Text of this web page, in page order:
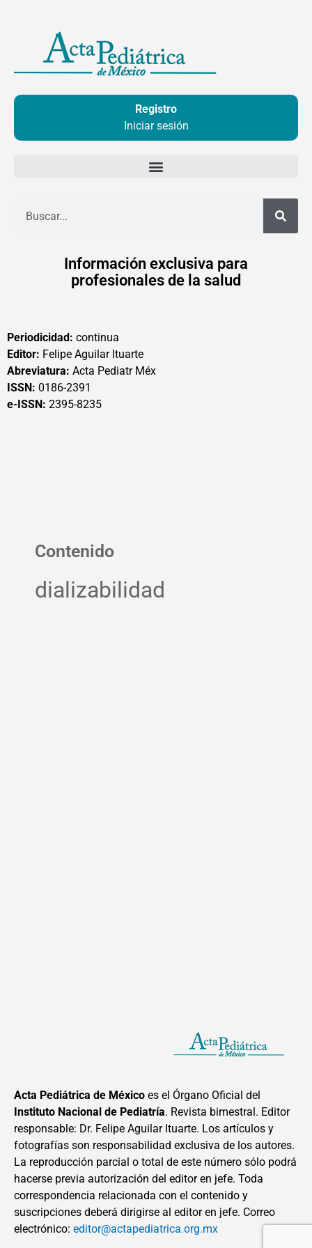
contenido
Registro
Iniciar sesión
Información exclusiva para
profesionales de la salud
Periodicidad: continua
Editor: Felipe Aguilar Ituarte
Abreviatura: Acta Pediatr Méx
ISSN: 0186-2391
e-ISSN: 2395-8235
Contenido
dializabilidad
Acta Pediátrica de México es el Órgano Oficial del
Instituto Nacional de Pediatría. Revista bimestral. Editor
responsable: Dr. Felipe Aguilar Ituarte. Los artículos y
fotografías son responsabilidad exclusiva de los autores.
La reproducción parcial o total de este número sólo podrá
hacerse previa autorización del editor en jefe. Toda
correspondencia relacionada con el contenido y
suscripciones deberá dirigirse al editor en jefe. Correo
electrónico: editor@actapediatrica.org.mx